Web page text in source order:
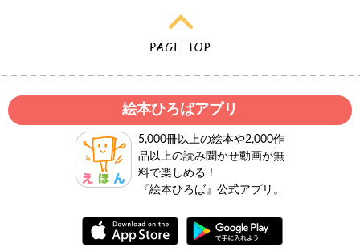
絵本ひろばアプリ
5,000冊以上の絵本や2,000作
品以上の読み聞かせ動画が無
料で楽しめる！
『絵本ひろば』公式アプリ。